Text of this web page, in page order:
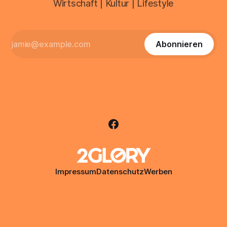
Wirtschaft | Kultur | Lifestyle
Abonnieren
ImpressumDatenschutzWerben